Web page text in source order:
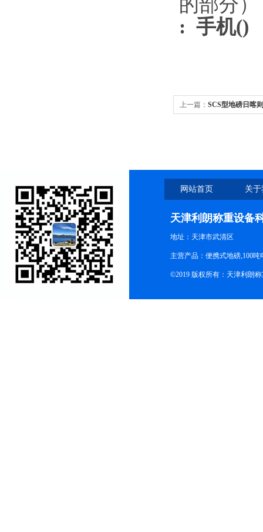
: 手机
上一篇： SCS型地磅日喀
网站首页 关
天津利朗称重设备
地址：天津市武清区
主营产品：便携式地磅,100
©2019 版权所有：天津利朗